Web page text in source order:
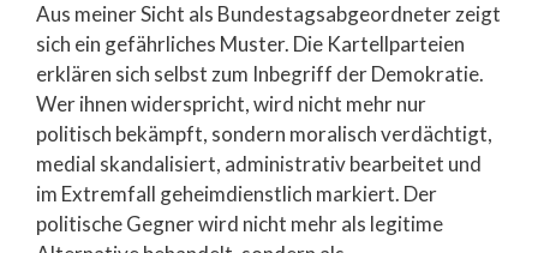
Aus meiner Sicht als Bundestagsabgeordneter zeigt
sich ein gefährliches Muster. Die Kartellparteien
erklären sich selbst zum Inbegriff der Demokratie.
Wer ihnen widerspricht, wird nicht mehr nur
politisch bekämpft, sondern moralisch verdächtigt,
medial skandalisiert, administrativ bearbeitet und
im Extremfall geheimdienstlich markiert. Der
politische Gegner wird nicht mehr als legitime